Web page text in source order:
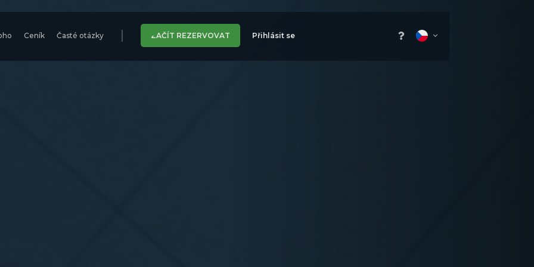
Ceník Časté otázky ZAČÍT REZERVOVAT Přihlásit se